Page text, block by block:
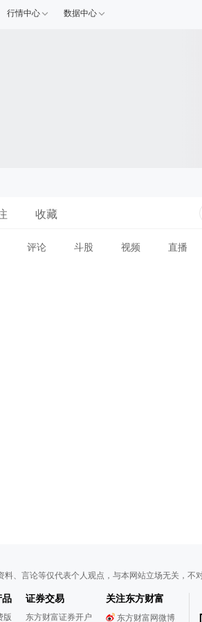
行情中心 数据中心
收藏
评论 斗股 视频 直播
料、言论等仅代表个人观点，与本网站立场无关，
品
版
证券交易
东方财富证券开户
关注东方财富
东方财富网微博